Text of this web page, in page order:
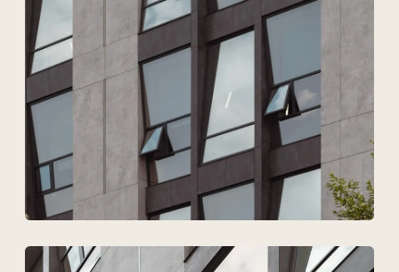
Техновид — это команда,
которая говорит на языке
архитекторов, инженеров
и девелоперов.